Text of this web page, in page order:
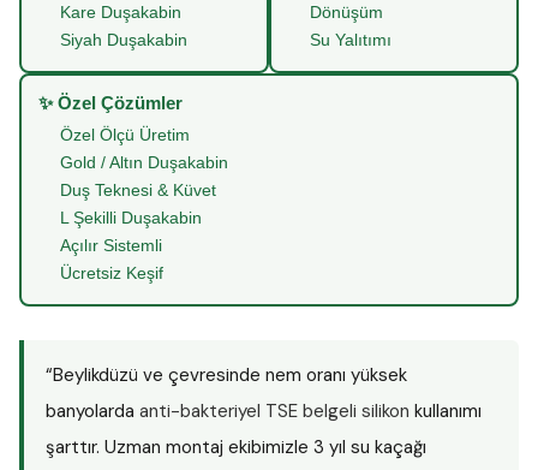
Kare Duşakabin
Siyah Duşakabin
Dönüşüm
Su Yalıtımı
✨ Özel Çözümler
Özel Ölçü Üretim
Gold / Altın Duşakabin
Duş Teknesi & Küvet
L Şekilli Duşakabin
Açılır Sistemli
Ücretsiz Keşif
“Beylikdüzü ve çevresinde nem oranı yüksek
banyolarda anti-bakteriyel TSE belgeli silikon kullanımı
şarttır. Uzman montaj ekibimizle 3 yıl su kaçağı